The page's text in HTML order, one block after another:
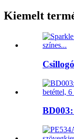
Kiemelt